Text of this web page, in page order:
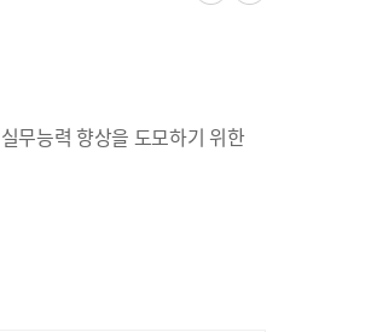
무능력 향상을 도모하기 위한